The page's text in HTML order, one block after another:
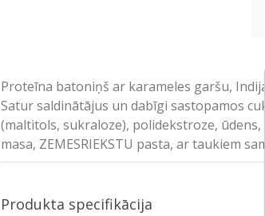
Proteīna batoniņš ar karameles garšu,
Satur saldinātājus un dabīgi sastopamos
(maltitols, sukraloze), polidekstroze,
masa, ZEMESRIEKSTU pasta, ar taukiem
Produkta specifikācija